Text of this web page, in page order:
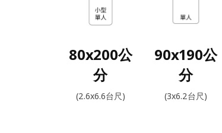
80x200公
分
(2.6x6.6台尺)
90x190公
分
(3x6.2台尺)